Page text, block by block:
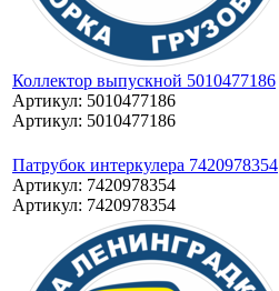
Коллектор выпускной 5010477186
Артикул: 5010477186
Артикул: 5010477186
Патрубок интеркулера 7420978354
Артикул: 7420978354
Артикул: 7420978354